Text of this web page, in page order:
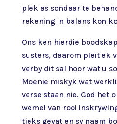
plek as sondaar te
rekening in balans kon
Ons ken hierdie
susters, daarom pleit ek
verby dit sal hoor wat u
Moenie miskyk wat
verse staan nie. God het
wemel van rooi
tjeks gevat en sy naam